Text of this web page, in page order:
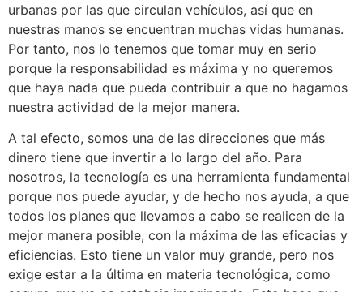
urbanas por las que circulan vehículos, así que en
nuestras manos se encuentran muchas vidas humanas.
Por tanto, nos lo tenemos que tomar muy en serio
porque la responsabilidad es máxima y no queremos
que haya nada que pueda contribuir a que no hagamos
nuestra actividad de la mejor manera.
A tal efecto, somos una de las direcciones que más
dinero tiene que invertir a lo largo del año. Para
nosotros, la tecnología es una herramienta fundamental
porque nos puede ayudar, y de hecho nos ayuda, a que
todos los planes que llevamos a cabo se realicen de la
mejor manera posible, con la máxima de las eficacias y
eficiencias. Esto tiene un valor muy grande, pero nos
exige estar a la última en materia tecnológica, como